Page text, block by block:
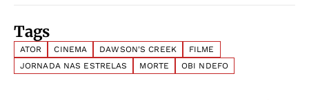
Tags
ATOR CINEMA DAWSON'S CREEK
FILME
JORNADA NAS ESTRELAS
MORTE OBI NDEFO